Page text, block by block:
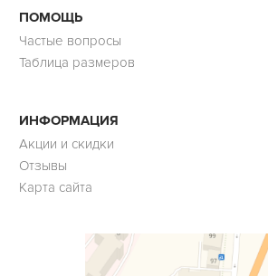
ПОМОЩЬ
Частые вопросы
Таблица размеров
ИНФОРМАЦИЯ
Акции и скидки
Отзывы
Карта сайта